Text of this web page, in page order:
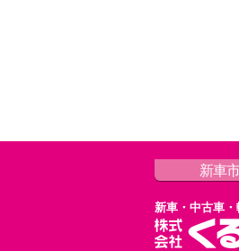
新車
新車・中古車